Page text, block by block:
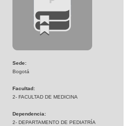
Sede:
Bogotá
Facultad:
2- FACULTAD DE MEDICINA
Dependencia:
2- DEPARTAMENTO DE PEDIATRÍA